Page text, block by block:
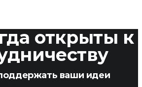
открыты к
ваши идеи